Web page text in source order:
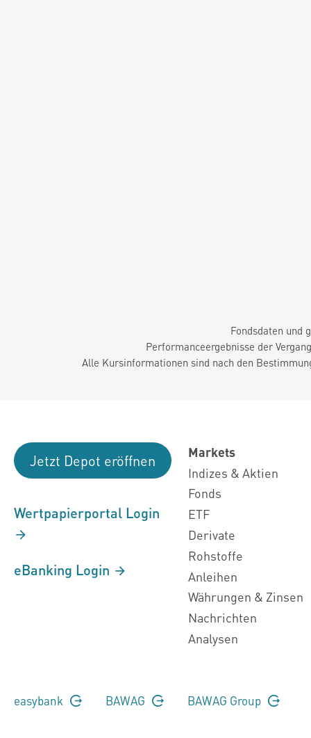
Fondsdaten und
Performanceergebnisse der
Alle Kursinformationen sind nach den
Jetzt Depot eröffnen
Wertpapierportal Login
eBanking Login
Markets
Indizes & Aktien
Fonds
ETF
Derivate
Rohstoffe
Anleihen
Währungen & Zinsen
Nachrichten
Analysen
easybank BAWAG BAWAG Group